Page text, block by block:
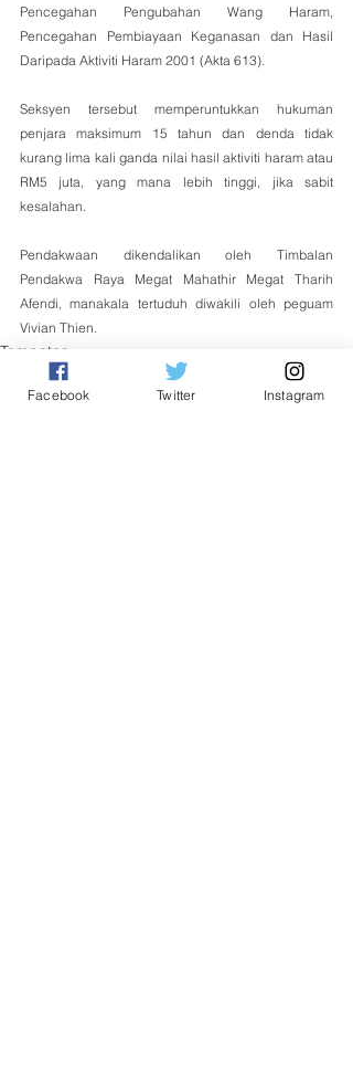
Pencegahan Pengubahan Wang Haram,
Pencegahan Pembiayaan Keganasan dan Hasil
Daripada Aktiviti Haram 2001 (Akta 613).
Seksyen tersebut memperuntukkan hukuman
penjara maksimum 15 tahun dan denda tidak
kurang lima kali ganda nilai hasil aktiviti haram atau
RM5 juta, yang mana lebih tinggi, jika sabit
kesalahan.
Pendakwaan dikendalikan oleh Timbalan
Pendakwa Raya Megat Mahathir Megat Tharih
Afendi, manakala tertuduh diwakili oleh peguam
Vivian Thien.
Tempatan
Facebook Twitter Instagram